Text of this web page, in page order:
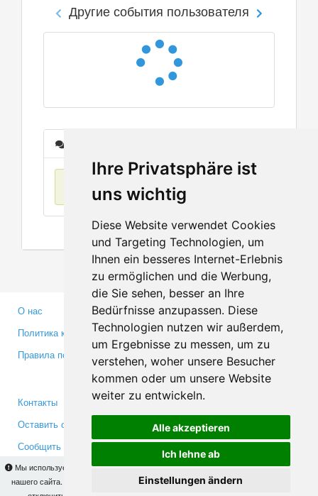
Ihre Privatsphäre ist
uns wichtig
Diese Website verwendet Cookies
und Targeting Technologien, um
Ihnen ein besseres Internet-Erlebnis
zu ermöglichen und die Werbung,
die Sie sehen, besser an Ihre
Bedürfnisse anzupassen. Diese
Technologien nutzen wir außerdem,
um Ergebnisse zu messen, um zu
verstehen, woher unsere Besucher
kommen oder um unsere Website
weiter zu entwickeln.
Alle akzeptieren
Ich lehne ab
Einstellungen ändern
Мы используем cookies для того, чтобы Вы могли использовать весь функционал
нашего сайта. На
Вы сможете узнать подробности и, при желании,
Другие события пользователя
О нас
Политика конфиденциальности
Правила пользования
Партнерам
Инвесторам
Медиа
Контакты
Оставить отзыв
Сообщить об ошибке
Facebook
Twitter
YouTube
Google+